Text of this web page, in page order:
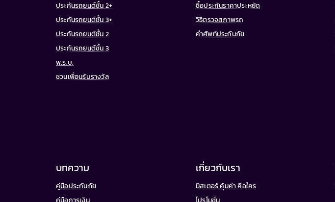
ประกันรถยนต์ชั้น 2+
ประกันรถยนต์ชั้น 3+
ประกันรถยนต์ชั้น 2
ประกันรถยนต์ชั้น 3
พ.ร.บ.
ชวนเพื่อนรับรางวัล
ซื้อประกันราคาประหยัด
วิธีตรวจสภาพรถ
คำศัพท์ประกันภัย
บทความ
คู่มือประกันภัย
เกี่ยวกับเรา
มิสเตอร์ คุ้มค่า คือใคร